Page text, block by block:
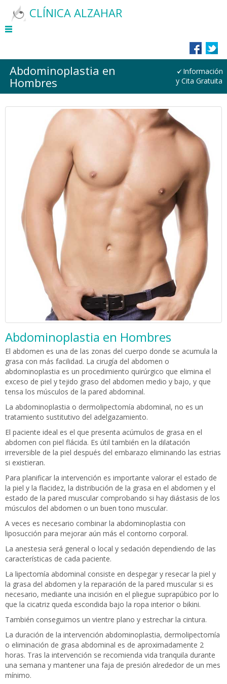
CLÍNICA ALZAHAR
Abdominoplastia en
Hombres
Información
y Cita Gratuita
Abdominoplastia en Hombres
El abdomen es una de las zonas del cuerpo donde se acumula la
grasa con más facilidad. La cirugía del abdomen o
abdominoplastia es un procedimiento quirúrgico que elimina el
exceso de piel y tejido graso del abdomen medio y bajo, y que
tensa los músculos de la pared abdominal.
La abdominoplastia o dermolipectomía abdominal, no es un
tratamiento sustitutivo del adelgazamiento.
El paciente ideal es el que presenta acúmulos de grasa en el
abdomen con piel flácida. Es útil también en la dilatación
irreversible de la piel después del embarazo eliminando las estrias
si existieran.
Para planificar la intervención es importante valorar el estado de
la piel y la flacidez, la distribución de la grasa en el abdomen y el
estado de la pared muscular comprobando si hay diástasis de los
músculos del abdomen o un buen tono muscular.
A veces es necesario combinar la abdominoplastia con
liposucción para mejorar aún más el contorno corporal.
La anestesia será general o local y sedación dependiendo de las
características de cada paciente.
La lipectomía abdominal consiste en despegar y resecar la piel y
la grasa del abdomen y la reparación de la pared muscular si es
necesario, mediante una incisión en el pliegue suprapúbico por lo
que la cicatriz queda escondida bajo la ropa interior o bikini.
También conseguimos un vientre plano y estrechar la cintura.
La duración de la intervención abdominoplastia, dermolipectomía
o eliminación de grasa abdominal es de aproximadamente 2
horas. Tras la intervención se recomienda vida tranquila durante
una semana y mantener una faja de presión alrededor de un mes
mínimo.